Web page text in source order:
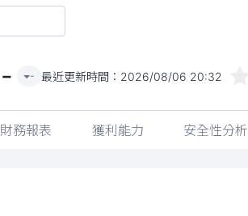
- - 最近更新時間： 2026/08/06 20:32
財務報表 獲利能力 安全性分析